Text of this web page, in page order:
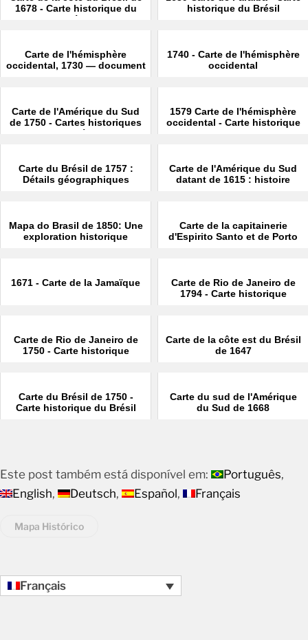
1678 - Carte historique du
Brésil
historique du Brésil
Carte de l'hémisphère
occidental, 1730 — document
1740 - Carte de l'hémisphère
occidental
Carte de l'Amérique du Sud
de 1750 - Cartes historiques
du Brésil
1579 Carte de l'hémisphère
occidental - Carte historique
Carte du Brésil de 1757 :
Détails géographiques
Carte de l'Amérique du Sud
datant de 1615 : histoire
Mapa do Brasil de 1850: Une
exploration historique
Carte de la capitainerie
d'Espirito Santo et de Porto
1671 - Carte de la Jamaïque
Carte de Rio de Janeiro de
1794 - Carte historique
Carte de Rio de Janeiro de
1750 - Carte historique
Carte de la côte est du Brésil
de 1647
Carte du Brésil de 1750 -
Carte historique du Brésil
Carte du sud de l'Amérique
du Sud de 1668
Este post também está disponível em:
Português
English
Deutsch Español Français
Mapa Histórico
Français